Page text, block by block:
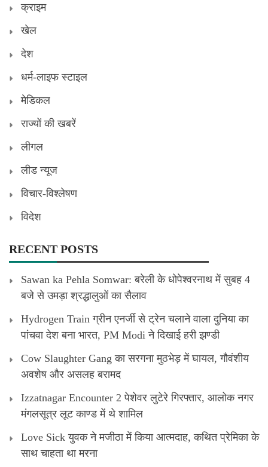
क्राइम
खेल
देश
धर्म-लाइफ स्टाइल
मेडिकल
राज्यों की खबरें
लीगल
लीड न्यूज
विचार-विश्लेषण
विदेश
RECENT POSTS
Sawan ka Pehla Somwar: बरेली के धोपेश्वरनाथ में सुबह 4
बजे से उमड़ा श्रद्धालुओं का सैलाव
Hydrogen Train ग्रीन एनर्जी से ट्रेन चलाने वाला दुनिया का
पांचवा देश बना भारत, PM Modi ने दिखाई हरी झण्डी
Cow Slaughter Gang का सरगना मुठभेड़ में घायल, गौवंशीय
अवशेष और असलह बरामद
Izzatnagar Encounter 2 पेशेवर लुटेरे गिरफ्तार, आलोक नगर
मंगलसूत्र लूट काण्‍ड में थे शामिल
Love Sick युवक ने मजीठा में किया आत्मदाह, कथित प्रेमिका के
साथ चाहता था मरना